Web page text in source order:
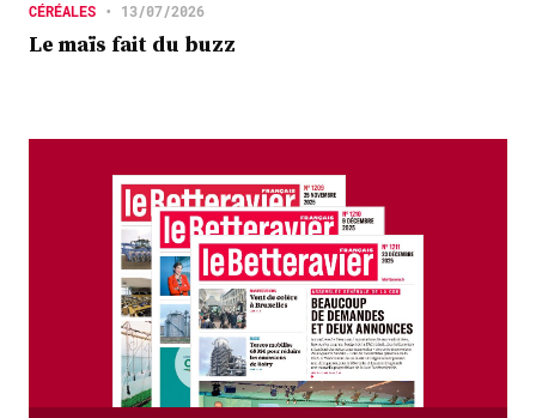
CÉRÉALES • 13/07/2026
Le maïs fait du buzz